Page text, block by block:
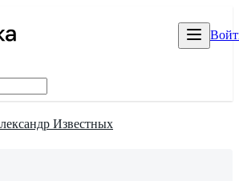
Известных